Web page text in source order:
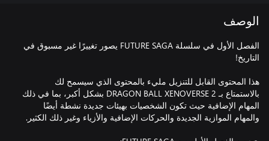
الوصف
الفصل الأول في سلسلة FUTURE SAGA يصور تغييرًا غير مسبوق في
هذا المحتوى القابل للتنزيل مليء بالمحتوى الذي سيسمح لك
بالاستمتاع بـ DRAGON BALL XENOVERSE 2 بشكل أكبر، بما في ذلك
المهام الإضافية حيث تكون الشخصيات بهيئات جديدة نشطة أيضًا